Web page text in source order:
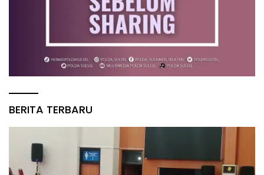
BERITA TERBARU